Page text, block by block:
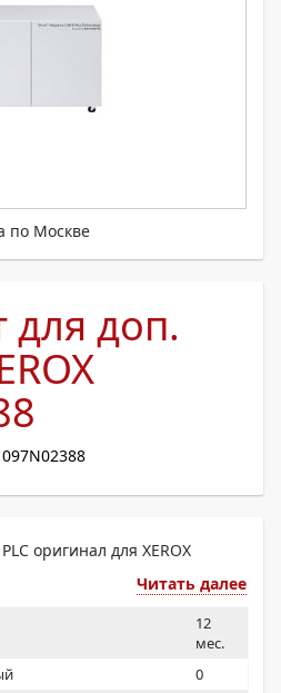
по Москве
для доп.
097N02388
оригинал для XEROX
Читать далее
12
мес.
0